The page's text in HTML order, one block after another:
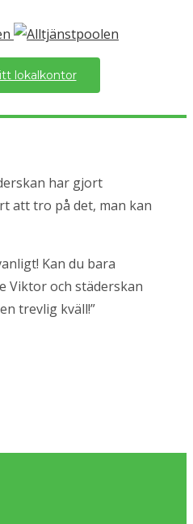
lokalkontor
har gjort
att tro på det, man kan
Kan du bara
Viktor och städerskan
trevlig kväll!”